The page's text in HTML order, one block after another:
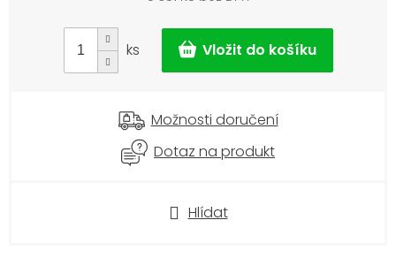
Hlídat
cena:
ks
Možnosti doručení
Dotaz na produkt